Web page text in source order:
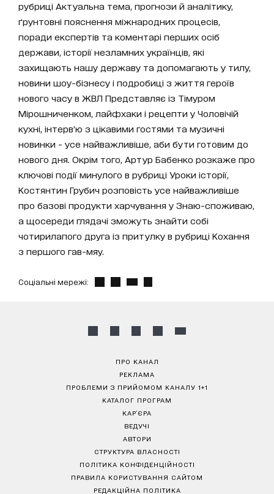
рубриці Актуальна тема, прогнози й аналітику,
ґрунтовні пояснення міжнародних процесів,
поради експертів та коментарі перших осіб
держави, історії незламних українців, які
захищають нашу державу та допомагають у тилу,
новини шоу-бізнесу і подробиці з життя героїв
нового часу в ЖВЛ Представляє із Тімуром
Мірошниченком, лайфхаки і рецепти у Чоловічій
кухні, інтерв’ю з цікавими гостями та музичні
новинки - усе найважливіше, аби бути готовим до
нового дня. Окрім того, Артур Бабенко розкаже про
ключові події минулого в рубриці Уроки історії,
Костянтин Грубич розповість усе найважливіше
про базові продукти харчування у Знаю-споживаю,
а щосереди глядачі зможуть знайти собі
чотирилапого друга із притулку в рубриці Кохання
з першого гав-мяу.
Соціальні мережі:
ПРО КАНАЛ
РЕКЛАМА
ПРОБЛЕМИ З ПРИЙОМОМ КАНАЛУ 1+1
КАТАЛОГ ПРОГРАМ
КАР’ЄРА
ВЕДУЧІ
АВТОРИ
СТРУКТУРА ВЛАСНОСТІ
ПОЛІТИКА КОНФІДЕНЦІЙНОСТІ
ПРАВИЛА КОРИСТУВАННЯ САЙТОМ
РЕДАКЦІЙНА ПОЛІТИКА